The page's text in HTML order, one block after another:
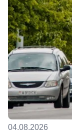
04.08.2026